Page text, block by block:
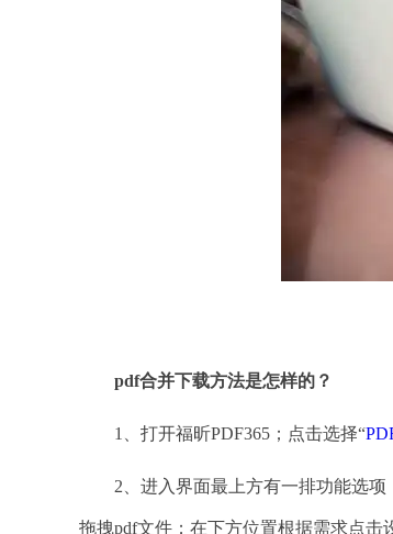
pdf合并下载方法是怎样的？
1、打开福昕PDF365；点击选择“
2、进入界面最上方有一排功能选项
拖拽pdf文件；在下方位置根据需求点击